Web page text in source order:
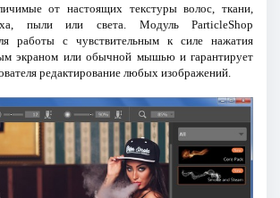
от настоящих текстуры волос, ткани,
пыли или света. Модуль ParticleShop
работы с чувствительным к силе нажатия
экраном или обычной мышью и гарантирует
редактирование любых изображений.